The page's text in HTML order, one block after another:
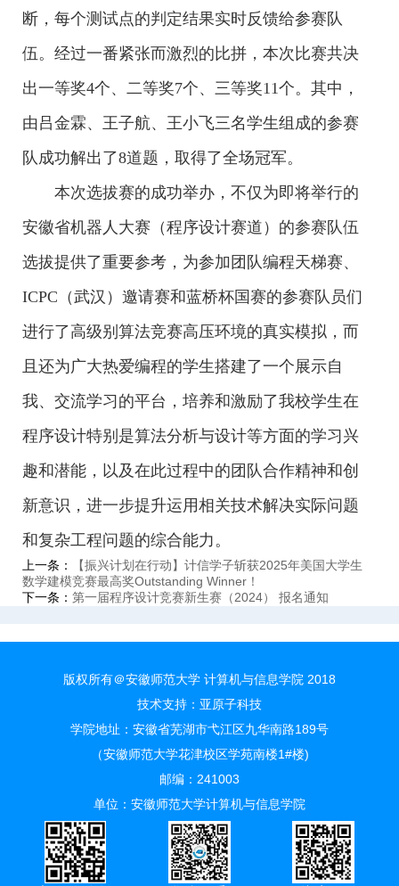
断，每个测试点的判定结果实时反馈给参赛队
伍。经过一番紧张而激烈的比拼，本次比赛共决
出一等奖4个、二等奖7个、三等奖11个。其中，
由吕金霖、王子航、王小飞三名学生组成的参赛
队成功解出了8道题，取得了全场冠军。
本次选拔赛的成功举办，不仅为即将举行的
安徽省机器人大赛（程序设计赛道）的参赛队伍
选拔提供了重要参考，为参加团队编程天梯赛、
ICPC（武汉）邀请赛和蓝桥杯国赛的参赛队员们
进行了高级别算法竞赛高压环境的真实模拟，而
且还为广大热爱编程的学生搭建了一个展示自
我、交流学习的平台，培养和激励了我校学生在
程序设计特别是算法分析与设计等方面的学习兴
趣和潜能，以及在此过程中的团队合作精神和创
新意识，进一步提升运用相关技术解决实际问题
和复杂工程问题的综合能力。
上一条：
【振兴计划在行动】计信学子斩获2025年美国大学生
数学建模竞赛最高奖Outstanding Winner！
下一条： 第一届程序设计竞赛新生赛（2024） 报名通知
版权所有＠安徽师范大学 计算机与信息学院 2018
技术支持： 亚原子科技
学院地址：安徽省芜湖市弋江区九华南路189号
（安徽师范大学花津校区学苑南楼1#楼)
邮编：241003
单位：安徽师范大学计算机与信息学院